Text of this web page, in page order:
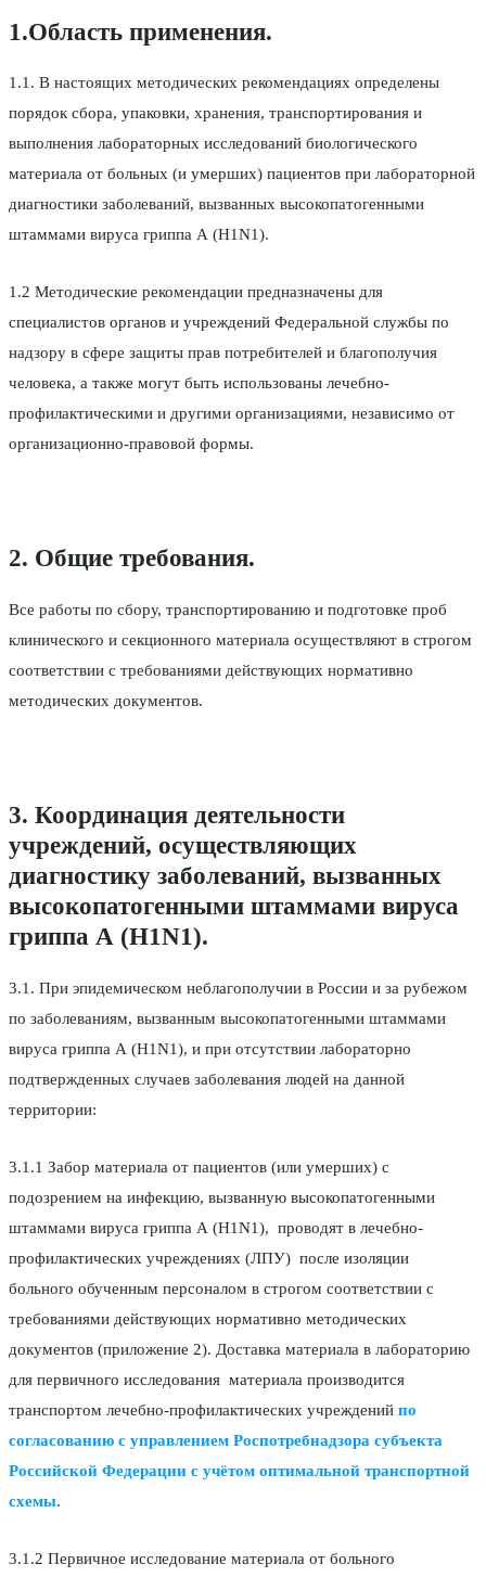
1.Область применения.
1.1. В настоящих методических рекомендациях определены
порядок сбора, упаковки, хранения, транспортирования и
выполнения лабораторных исследований биологического
материала от больных (и умерших) пациентов при лабораторной
диагностики заболеваний, вызванных высокопатогенными
штаммами вируса гриппа А (H1N1).
1.2 Методические рекомендации предназначены для
специалистов органов и учреждений Федеральной службы по
надзору в сфере защиты прав потребителей и благополучия
человека, а также могут быть использованы лечебно-
профилактическими и другими организациями, независимо от
организационно-правовой формы.
2. Общие требования.
Все работы по сбору, транспортированию и подготовке проб
клинического и секционного материала осуществляют в строгом
соответствии с требованиями действующих нормативно
методических документов.
3. Координация деятельности
учреждений, осуществляющих
диагностику заболеваний, вызванных
высокопатогенными штаммами вируса
гриппа А (H1N1).
3.1. При эпидемическом неблагополучии в России и за рубежом
по заболеваниям, вызванным высокопатогенными штаммами
вируса гриппа А (H1N1), и при отсутствии лабораторно
подтвержденных случаев заболевания людей на данной
территории:
3.1.1 Забор материала от пациентов (или умерших) с
подозрением на инфекцию, вызванную высокопатогенными
штаммами вируса гриппа А (H1N1), проводят в лечебно-
профилактических учреждениях (ЛПУ) после изоляции
больного обученным персоналом в строгом соответствии с
требованиями действующих нормативно методических
документов (приложение 2). Доставка материала в лабораторию
для первичного исследования материала производится
транспортом лечебно-профилактических учреждений по
согласованию с управлением Роспотребнадзора субъекта
Российской Федерации с учётом оптимальной транспортной
схемы.
3.1.2 Первичное исследование материала от больного